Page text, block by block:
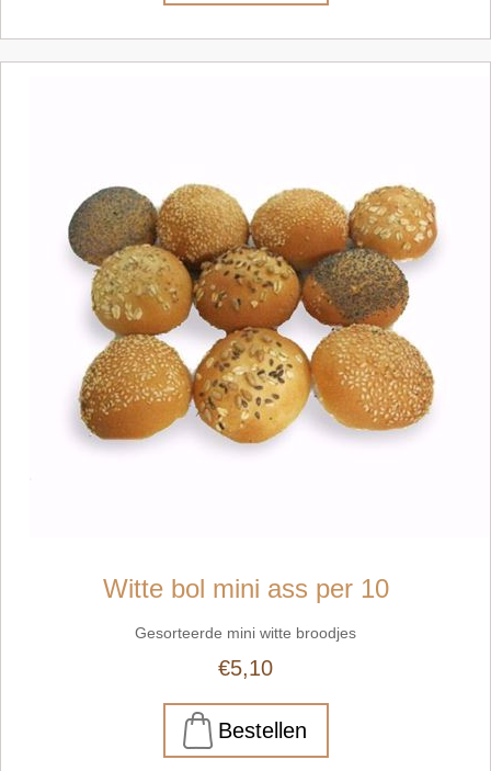
Witte bol mini ass per 10
Gesorteerde mini witte broodjes
€5,10